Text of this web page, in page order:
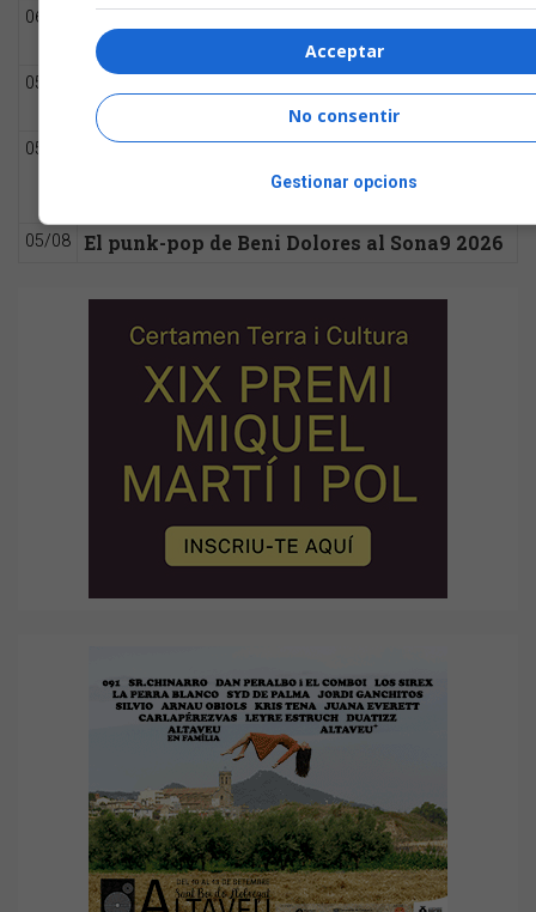
06/08
de la Serra
05/08
Joan Soler Amigó
05/08
Les Cruet: «Als primers discos sentia
moltíssima ràbia, però ara estic més
05/08 El punk-pop de Beni Dolores al Sona9 2026
Acceptar
No consentir
Gestionar opcions